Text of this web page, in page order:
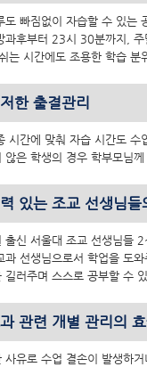
도 빠짐없이 자습할 수 있는
과후부터 23시 30분까지,
는 시간에도 조용한 학습 분
한 출결관리
시간에 맞춰 자습 시간도 수
않은 학생의 경우 학부모님
있는 조교 선생님
출신 서울대 조교 선생님들
과 선생님으로서 학업을 도
길러주며 스스로 공부할 수
관련 개별 관리의
사유로 수업 결손이 발생하